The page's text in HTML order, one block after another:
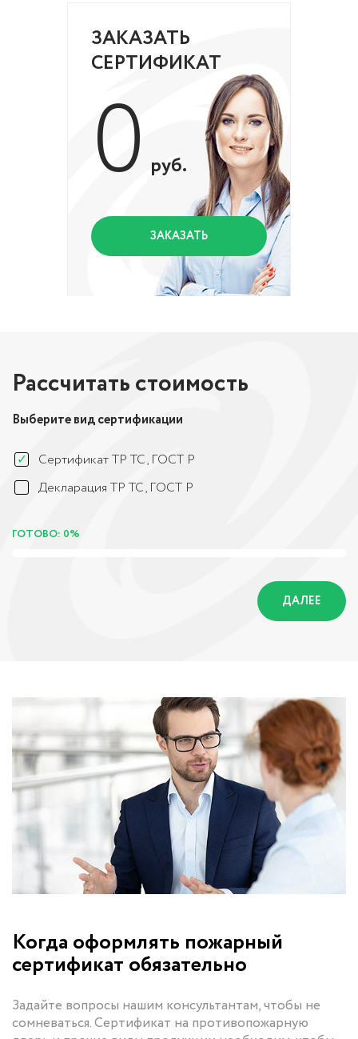
ЗАКАЗАТЬ
СЕРТИФИКАТ
0 руб.
ЗАКАЗАТЬ
Рассчитать стоимость
Выберите вид сертификации
Сертификат ТР ТС, ГОСТ Р
Декларация ТР ТС, ГОСТ Р
ГОТОВО: 0%
ДАЛЕЕ
Когда оформлять пожарный
сертификат обязательно
Задайте вопросы нашим консультантам, чтобы не
сомневаться. Сертификат на противопожарную